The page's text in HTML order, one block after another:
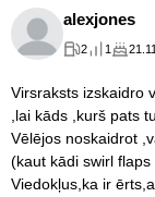
alexjones
2 1
Virsraksts izskaidro
,lai kāds ,kurš pats
Vēlējos noskaidrot
(kaut kādi swirl
Viedokļus,ka ir